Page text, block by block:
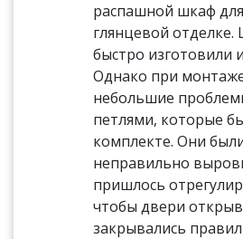
распашной шкаф
глянцевой
быстро изготовили
Однако при
небольшие
петлями, которые
комплекте. Они
неправильно
пришлось
чтобы двери
закрывались